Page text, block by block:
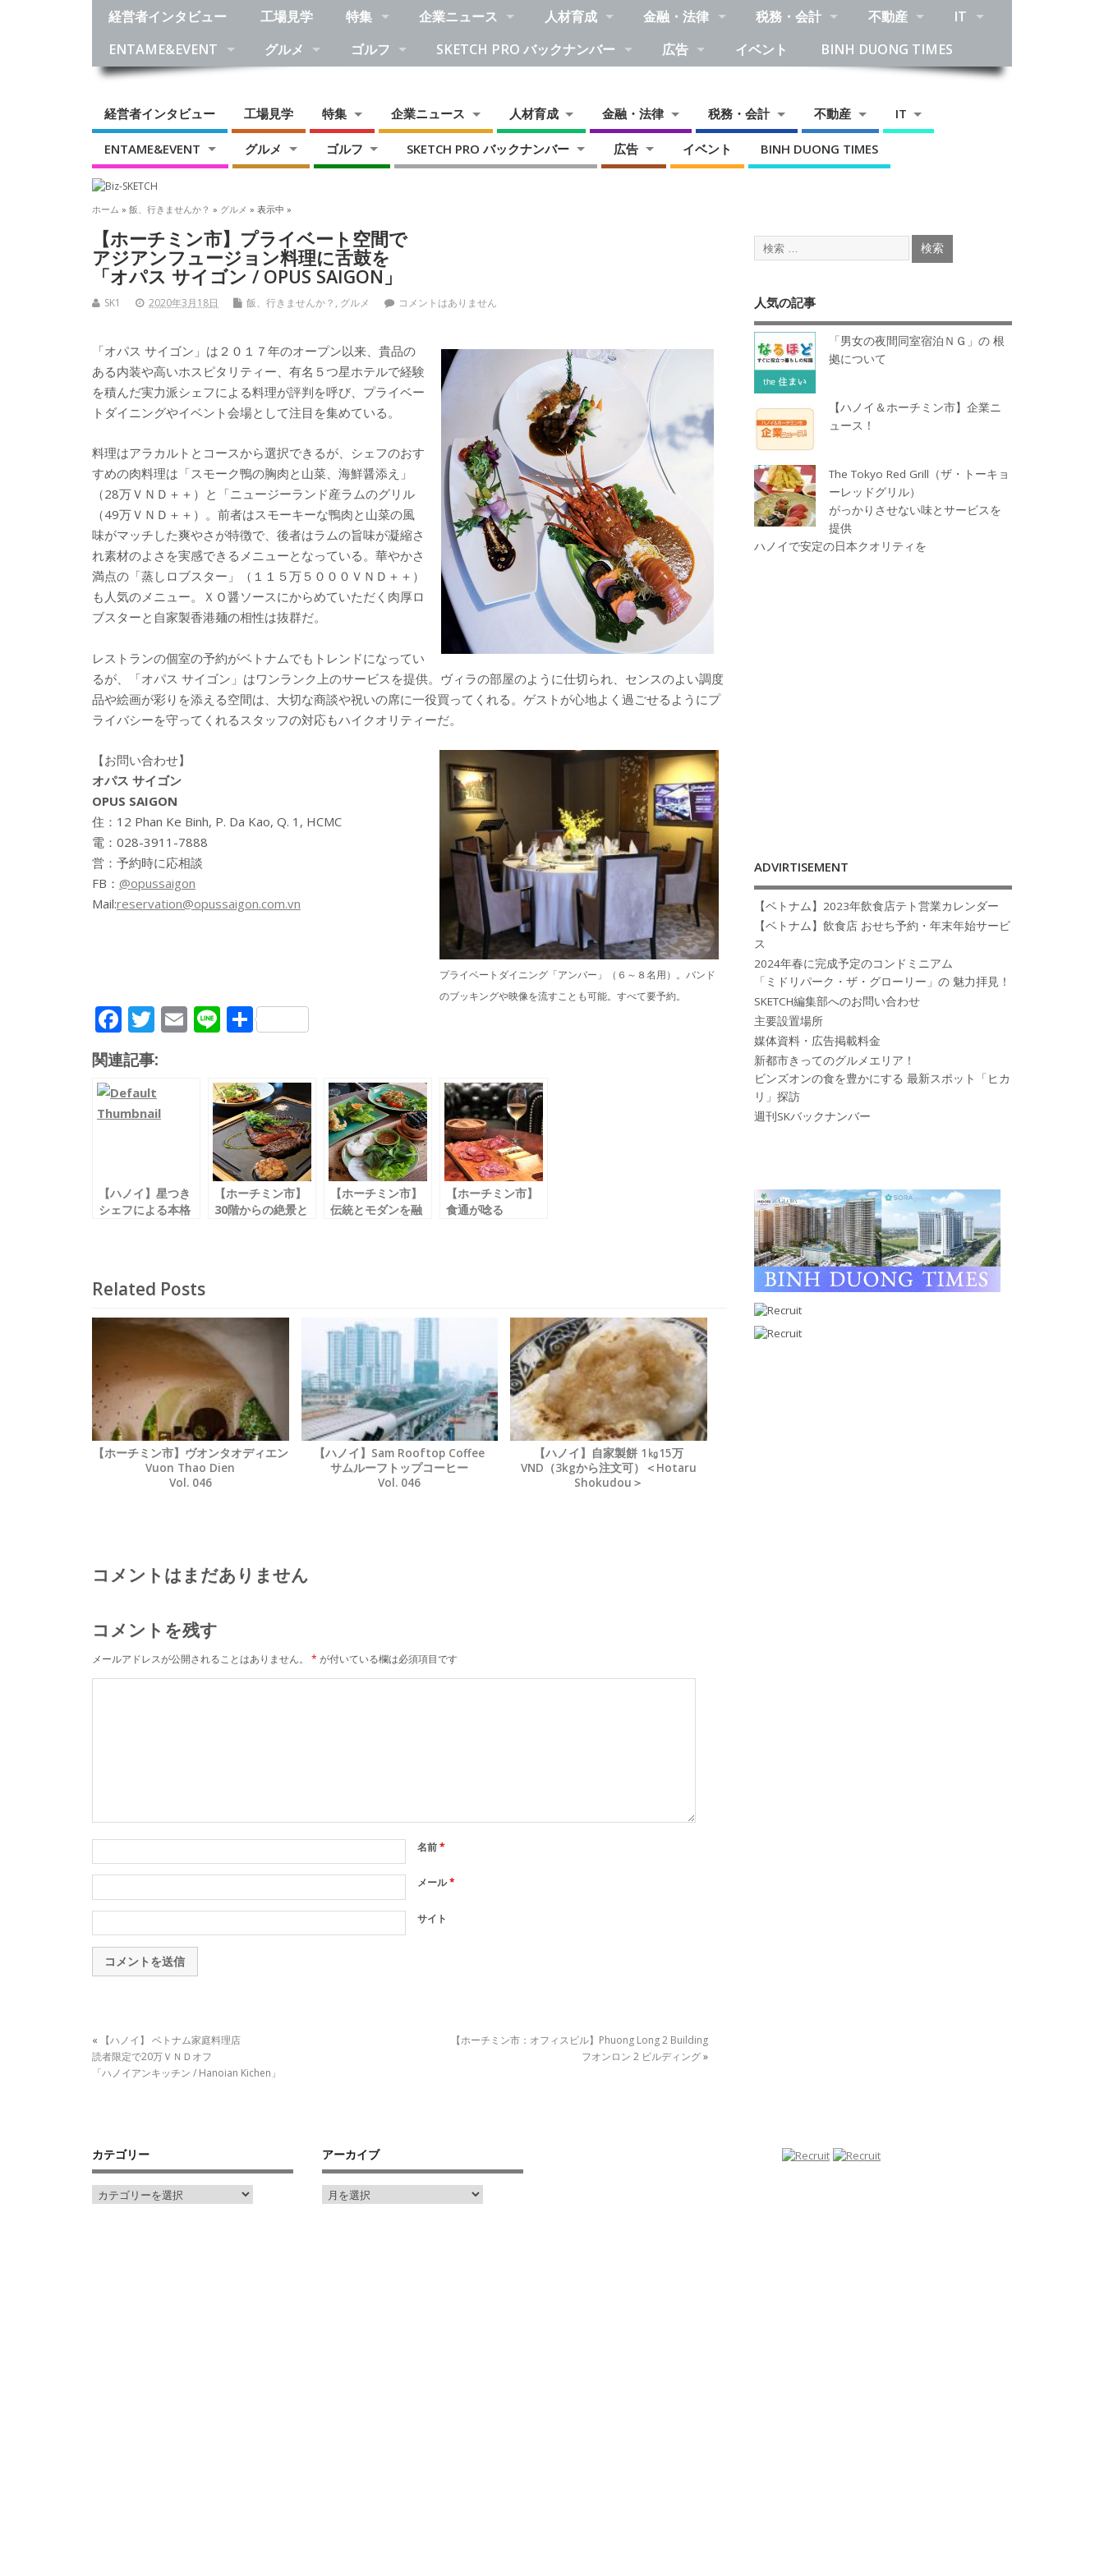
経営者インタビュー 工場見学 特集 企業ニュース 人材育成 金融・法律 税務・会計 不動産
IT
ENTAME&EVENT
グルメ ゴルフ SKETCH PRO バックナンバー 広告 イベント BINH DUONG TIMES
経営者インタビュー 工場見学 特集 企業ニュース 人材育成 金融・法律 税務・会計 不動産 IT
ENTAME&EVENT グルメ ゴルフ SKETCH PRO バックナンバー 広告 イベント BINH DUONG TIMES
ホーム » 飯、行きませんか？ » グルメ » 表示中 »
【ホーチミン市】プライベート空間で
アジアンフュージョン料理に舌鼓を
「オパス サイゴン / OPUS SAIGON」
SK1 2020年3月18日 飯、行きませんか？ , グルメ コメントはありません
「オパス サイゴン」は２０１７年のオープン以来、貴品の
ある内装や高いホスピタリティー、有名５つ星ホテルで経験
を積んだ実力派シェフによる料理が評判を呼び、プライベー
トダイニングやイベント会場として注目を集めている。
料理はアラカルトとコースから選択できるが、シェフのおす
すめの肉料理は「スモーク鴨の胸肉と山菜、海鮮醤添え」
（28万ＶＮＤ＋＋）と「ニュージーランド産ラムのグリル
（49万ＶＮＤ＋＋）。前者はスモーキーな鴨肉と山菜の風
味がマッチした爽やさが特徴で、後者はラムの旨味が凝縮さ
れ素材のよさを実感できるメニューとなっている。華やかさ
満点の「蒸しロブスター」（１１５万５０００ＶＮＤ＋＋）
も人気のメニュー。ＸＯ醤ソースにからめていただく肉厚ロ
ブスターと自家製香港麺の相性は抜群だ。
レストランの個室の予約がベトナムでもトレンドになってい
るが、「オパス サイゴン」はワンランク上のサービスを提供。ヴィラの部屋のように仕切られ、センスのよい調度
品や絵画が彩りを添える空間は、大切な商談や祝いの席に一役買ってくれる。ゲストが心地よく過ごせるようにプ
ライバシーを守ってくれるスタッフの対応もハイクオリティーだ。
プライベートダイニング「アンバー」（６～８名用）。バンド
のブッキングや映像を流すことも可能。すべて要予約。
【お問い合わせ】
オパス サイゴン
OPUS SAIGON
住：12 Phan Ke Binh, P. Da Kao, Q. 1, HCMC
電：028-3911-7888
営：予約時に応相談
FB： @opussaigon
Mail:reservation@opussaigon.com.vn
F
ac
e
b
o
T
itt
er
E Li 共
関連記事:
【ハノイ】星つき
シェフによる本格
ュ・シェフ / La
【ホーチミン市】
30階からの絶景と
【ホーチミン市】
伝統とモダンを融
Saigon」
【ホーチミン市】
食通が唸る
Related Posts
【ホーチミン市】ヴオンタオディエン
Vuon Thao Dien
Vol. 046
【ハノイ】Sam Rooftop Coffee
サムルーフトップコーヒー
Vol. 046
【ハノイ】自家製餅 1㎏15万
VND（3kgから注文可）＜Hotaru
Shokudou＞
コメントはまだありません
コメントを残す
メールアドレスが公開されることはありません。 * が付いている欄は必須項目です
名前*
メール*
サイト
«
【ハノイ】 ベトナム家庭料理店
読者限定で20万ＶＮＤオフ
「ハノイアンキッチン / Hanoian Kichen」
【ホーチミン市：オフィスビル】Phuong Long 2 Building
フオンロン 2 ビルディング»
人気の記事
「男女の夜間同室宿泊ＮＧ」の 根
拠について
【ハノイ＆ホーチミン市】企業ニ
ュース！
The Tokyo Red Grill（ザ・トーキョ
ーレッドグリル）
がっかりさせない味とサービスを
提供
ハノイで安定の日本クオリティを
ADVIRTISEMENT
【ベトナム】2023年飲食店テト営業カレンダー
【ベトナム】飲食店 おせち予約・年末年始サービ
ス
2024年春に完成予定のコンドミニアム
「ミドリパーク・ザ・グローリー」の 魅力拝見！
SKETCH編集部へのお問い合わせ
主要設置場所
媒体資料・広告掲載料金
新都市きってのグルメエリア！
ビンズオンの食を豊かにする 最新スポット「ヒカ
リ」探訪
週刊SKバックナンバー
カテゴリー アーカイブ